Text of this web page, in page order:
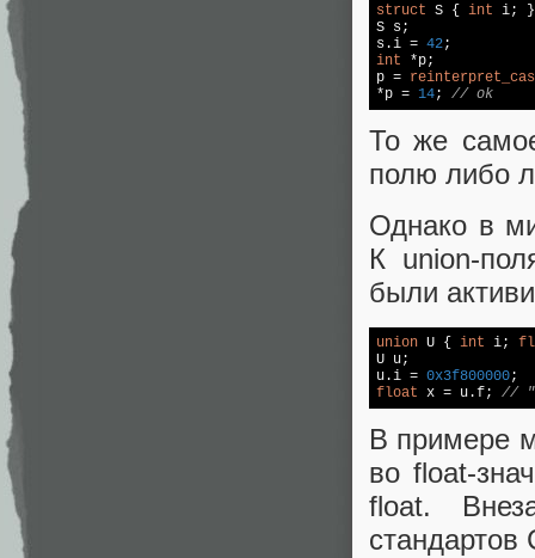
struct S { int i;
S s;
s.i = 42
int *p;
p =
*p = 14; // ok
То же
полю либо
Однако в
К union-
были
union U { int i;
U u;
u.i = 0x3f800000
float x = u.f; //
В примере
во float-
float.
стандартов